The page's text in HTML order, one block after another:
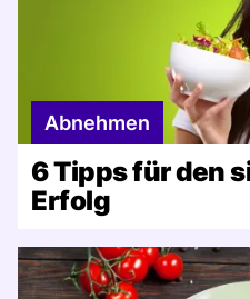
Abnehmen
6 Tipps für den
Erfolg